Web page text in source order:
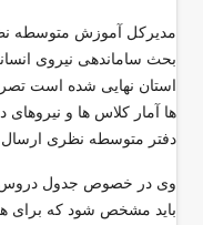
مدیرکل آموزش متوسطه
استان نهایی شده است
ها آمار کلاس ها و
دفتر متوسطه نظری ارسال
وی در خصوص جدول دروس و
باید مشخص شود که برای